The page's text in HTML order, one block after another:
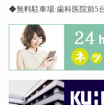
◆無料駐車場:歯科医院前5